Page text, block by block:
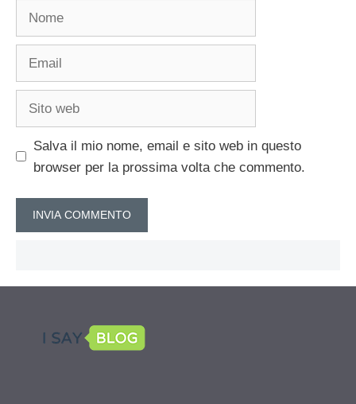
Salva il mio nome, email e sito web in questo
browser per la prossima volta che commento.